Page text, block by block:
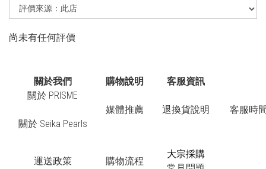
尚未有任何評價
關於我們 購物說明
客服資訊
關於 PRISME
關於 Seika Pearls
媒體推薦 退換貨說明 客服時
運送政策 購物流程
大宗採購